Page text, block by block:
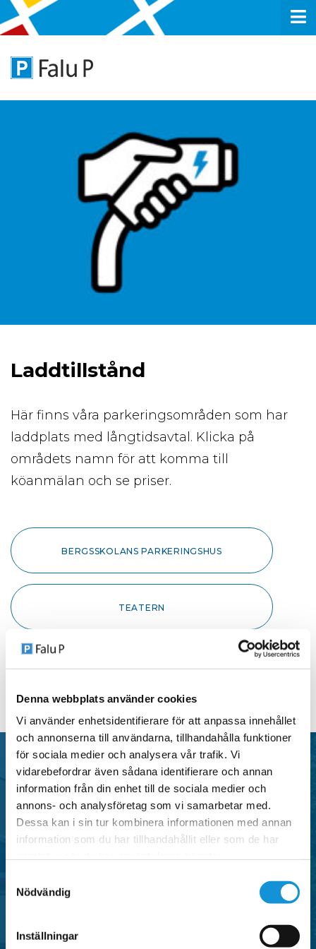
Denna webbplats använder cookies
Vi använder enhetsidentifierare för att anpassa innehållet
och annonserna till användarna, tillhandahålla funktioner
för sociala medier och analysera vår trafik. Vi
vidarebefordrar även sådana identifierare och annan
information från din enhet till de sociala medier och
annons- och analysföretag som vi samarbetar med.
Dessa kan i sin tur kombinera informationen med annan
information som du har tillhandahållit eller som de har
Nödvändig
Inställningar
Laddtillstånd
Här finns våra parkeringsområden som har
laddplats med långtidsavtal. Klicka på
områdets namn för att komma till
köanmälan och se priser.
BERGSSKOLANS PARKERINGSHUS
TEATERN
P-tillstånd
Falu P erbjuder flera typer av parkeringstillstånd i
privatpersoner och verksamheter.